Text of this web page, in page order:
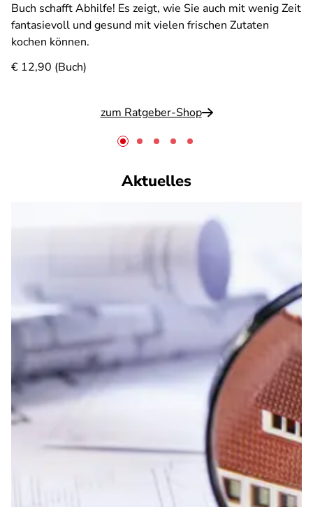
Buch schafft Abhilfe! Es zeigt, wie Sie auch mit wenig Zeit
fantasievoll und gesund mit vielen frischen Zutaten
kochen können.
€ 12,90 (Buch)
zum Ratgeber-Shop
Aktuelles